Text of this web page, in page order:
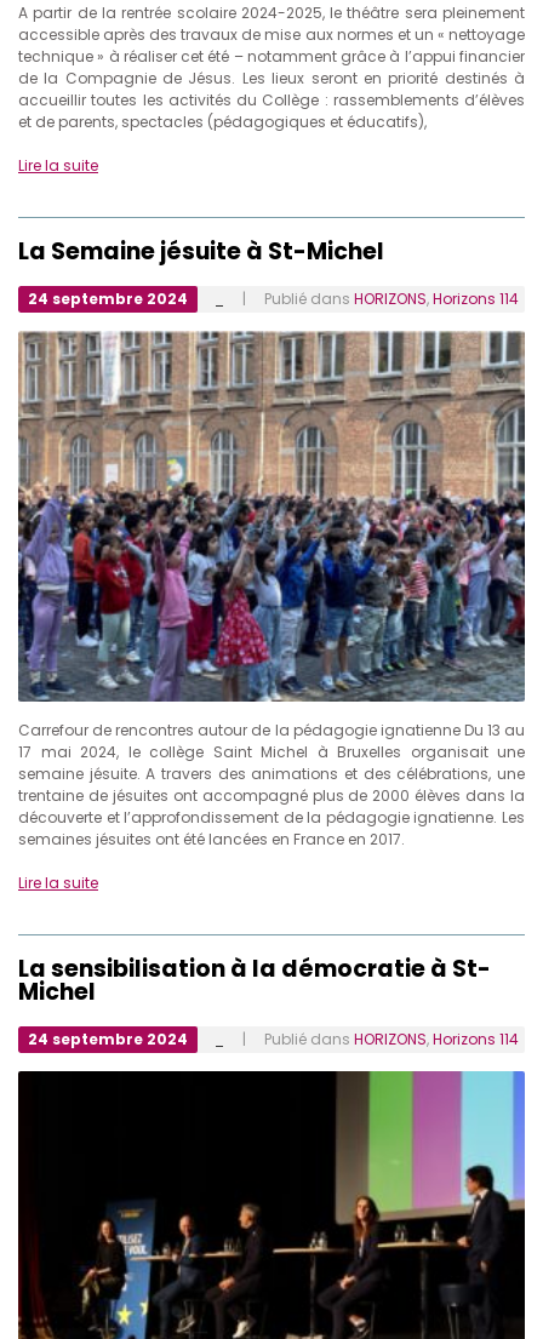
A partir de la rentrée scolaire 2024-2025, le théâtre sera pleinement
accessible après des travaux de mise aux normes et un « nettoyage
technique » à réaliser cet été – notamment grâce à l’appui financier
de la Compagnie de Jésus. Les lieux seront en priorité destinés à
accueillir toutes les activités du Collège : rassemblements d’élèves
et de parents, spectacles (pédagogiques et éducatifs),
Lire la suite
La Semaine jésuite à St-Michel
24 septembre 2024 | Publié dans HORIZONS,Horizons 114
Carrefour de rencontres autour de la pédagogie ignatienne Du 13 au
17 mai 2024, le collège Saint Michel à Bruxelles organisait une
semaine jésuite. A travers des animations et des célébrations, une
trentaine de jésuites ont accompagné plus de 2000 élèves dans la
découverte et l’approfondissement de la pédagogie ignatienne. Les
semaines jésuites ont été lancées en France en 2017.
Lire la suite
La sensibilisation à la démocratie à St-
Michel
24 septembre 2024 | Publié dans HORIZONS,Horizons 114